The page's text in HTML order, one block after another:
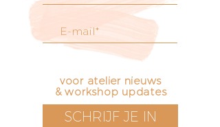
voor atelier nieuws
& workshop updates
SCHRIJF JE IN